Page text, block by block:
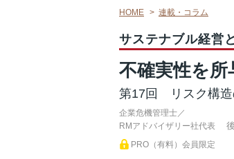
HOME 連載・コラム
サステナブル経営
不確実性を
第17回 リスク構造
企業危機管理士／
RMアドバイザリー社代表
PRO（有料）会員限定